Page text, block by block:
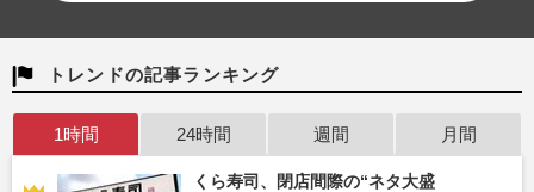
トレンドの記事ランキング
1時間 24時間 週間 月間
くら寿司、閉店間際の“ネタ大盛